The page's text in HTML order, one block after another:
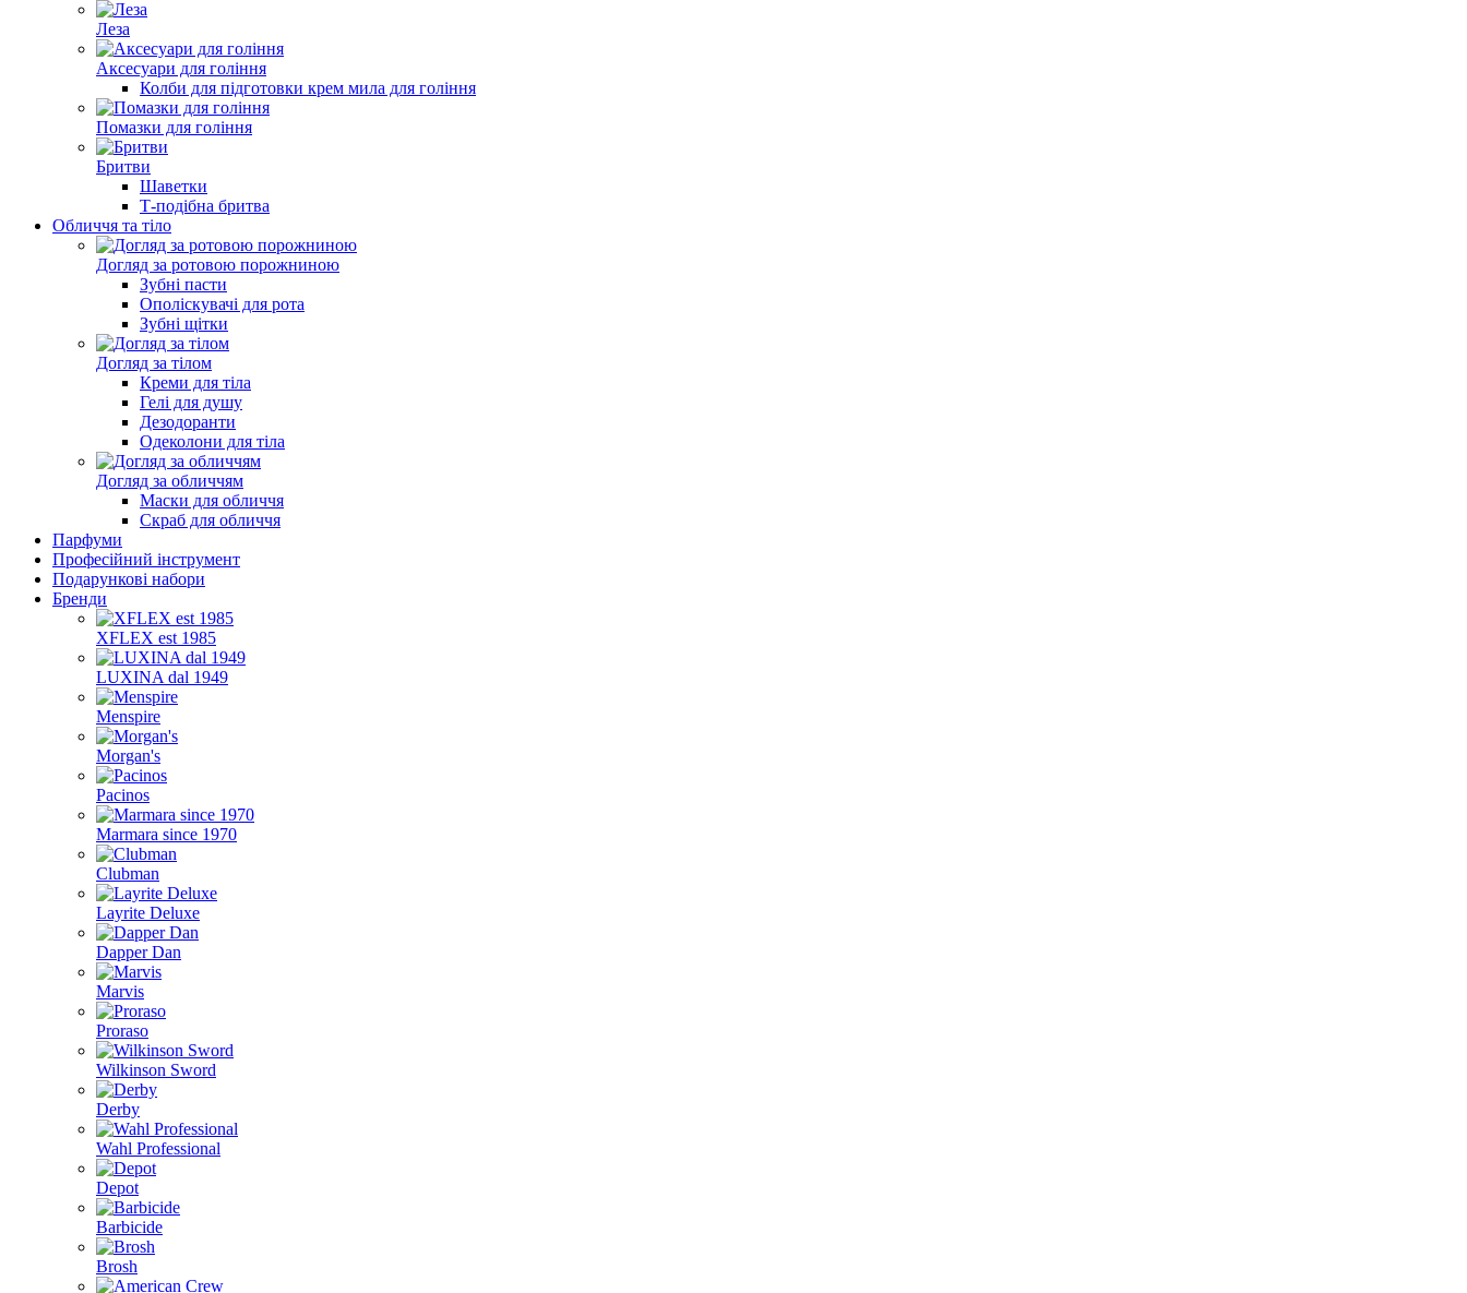
Леза
Аксесуари для гоління
Колби для підготовки крем мила для гоління
Помазки для гоління
Бритви
Шаветки
Т-подібна бритва
Обличчя та тіло
Догляд за ротовою порожниною
Зубні пасти
Ополіскувачі для рота
Зубні щітки
Догляд за тілом
Креми для тіла
Гелі для душу
Дезодоранти
Одеколони для тіла
Догляд за обличчям
Маски для обличчя
Скраб для обличчя
Парфуми
Професійний інструмент
Подарункові набори
Бренди
XFLEX est 1985
LUXINA dal 1949
Menspire
Morgan's
Pacinos
Marmara since 1970
Clubman
Layrite Deluxe
Dapper Dan
Marvis
Proraso
Wilkinson Sword
Derby
Wahl Professional
Depot
Barbicide
Brosh